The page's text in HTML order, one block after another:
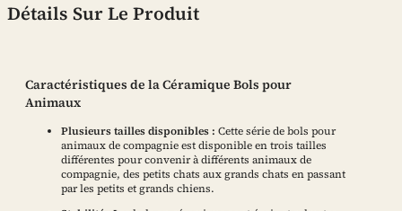
Détails Sur Le Produit
Caractéristiques de la Céramique Bols pour
Animaux
Plusieurs tailles disponibles : Cette série de bols pour
animaux de compagnie est disponible en trois tailles
différentes pour convenir à différents animaux de
compagnie, des petits chats aux grands chats en passant
par les petits et grands chiens.